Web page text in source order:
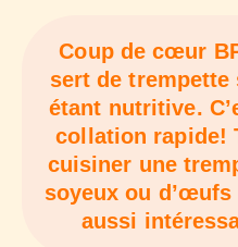
Coup de cœur
sert de trempette
étant nutritive.
collation rapide!
cuisiner une
soyeux ou
aussi